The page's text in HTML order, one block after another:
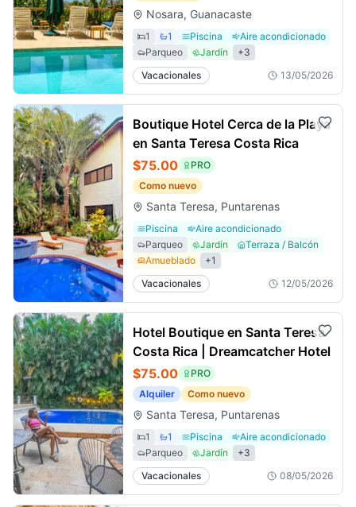
Nosara, Guanacaste
1 1 Piscina
Aire acondicionado
Parqueo
Jardín +3
Vacacionales
13/05/2026
Boutique Hotel Cerca de la Playa
en Santa Teresa Costa Rica
$75.00
PRO
Como nuevo
Santa Teresa, Puntarenas
Piscina
Aire acondicionado
Parqueo
Jardín
Terraza / Balcón
Amueblado
+1
Vacacionales
12/05/2026
Hotel Boutique en Santa Teresa
Costa Rica | Dreamcatcher Hotel
$75.00
PRO
Alquiler
Como nuevo
Santa Teresa, Puntarenas
1 1 Piscina
Aire acondicionado
Parqueo
Jardín +3
Vacacionales
08/05/2026